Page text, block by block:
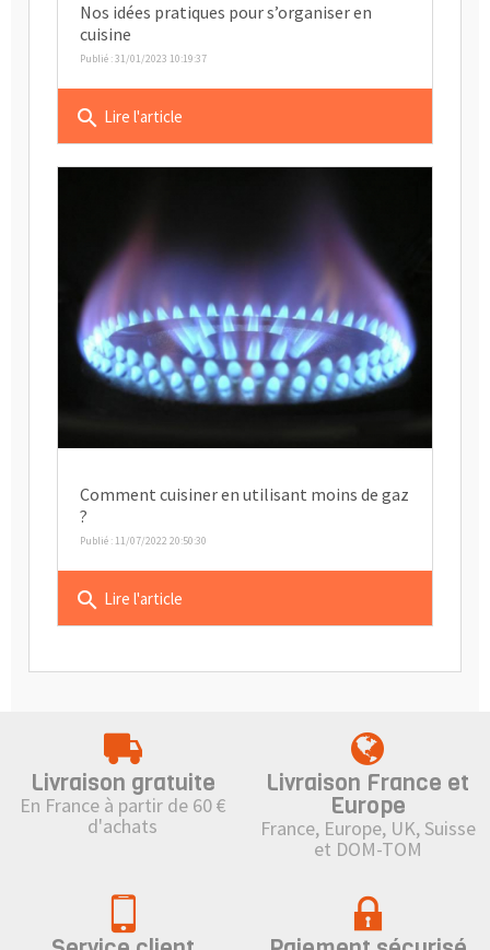
Nos idées pratiques pour s’organiser en
cuisine
Publié : 31/01/2023 10:19:37
search Lire l'article
Comment cuisiner en utilisant moins de gaz
?
Publié : 11/07/2022 20:50:30
search Lire l'article
Livraison gratuite
En France à partir de 60 €
d'achats
Livraison France et
Europe
France, Europe, UK, Suisse
et DOM-TOM